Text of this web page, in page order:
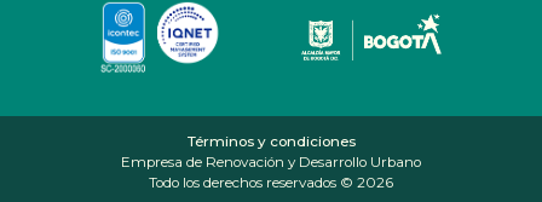
Términos y condiciones
Empresa de Renovación y Desarrollo Urbano
Todo los derechos reservados © 2026